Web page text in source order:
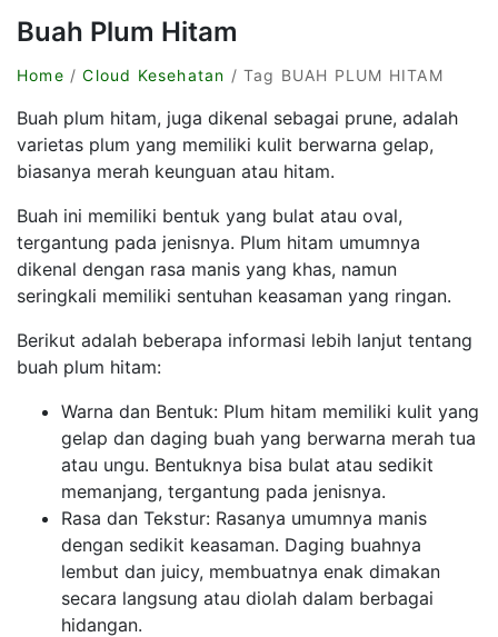
Buah Plum Hitam
Home /Cloud Kesehatan / Tag BUAH PLUM HITAM
Buah plum hitam, juga dikenal sebagai prune, adalah
varietas plum yang memiliki kulit berwarna gelap,
biasanya merah keunguan atau hitam.
Buah ini memiliki bentuk yang bulat atau oval,
tergantung pada jenisnya. Plum hitam umumnya
dikenal dengan rasa manis yang khas, namun
seringkali memiliki sentuhan keasaman yang ringan.
Berikut adalah beberapa informasi lebih lanjut tentang
buah plum hitam:
Warna dan Bentuk: Plum hitam memiliki kulit yang
gelap dan daging buah yang berwarna merah tua
atau ungu. Bentuknya bisa bulat atau sedikit
memanjang, tergantung pada jenisnya.
Rasa dan Tekstur: Rasanya umumnya manis
dengan sedikit keasaman. Daging buahnya
lembut dan juicy, membuatnya enak dimakan
secara langsung atau diolah dalam berbagai
hidangan.